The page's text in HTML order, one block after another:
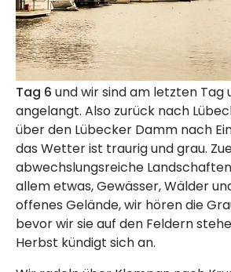
Tag 6 und wir sind am letzten Tag
angelangt. Also zurück nach
über den Lübecker Damm nach
das Wetter ist traurig und grau.
abwechslungsreiche
allem etwas, Gewässer, Wälder
offenes Gelände, wir hören die
bevor wir sie auf den Feldern
Herbst kündigt sich an.